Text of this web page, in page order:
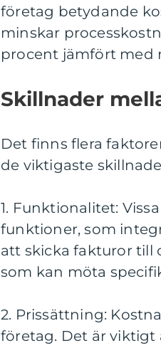
företag betydande
minskar
procent jämfört med
Skillnader
Det finns flera
de viktigaste
1. Funktionalitet:
funktioner, som
att skicka fakturor till
som kan möta
2. Prissättning:
företag. Det är